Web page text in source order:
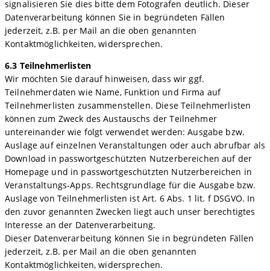
signalisieren Sie dies bitte dem Fotografen deutlich. Dieser
Datenverarbeitung können Sie in begründeten Fällen
jederzeit, z.B. per Mail an die oben genannten
Kontaktmöglichkeiten, widersprechen.
6.3 Teilnehmerlisten
Wir möchten Sie darauf hinweisen, dass wir ggf.
Teilnehmerdaten wie Name, Funktion und Firma auf
Teilnehmerlisten zusammenstellen. Diese Teilnehmerlisten
können zum Zweck des Austauschs der Teilnehmer
untereinander wie folgt verwendet werden: Ausgabe bzw.
Auslage auf einzelnen Veranstaltungen oder auch abrufbar als
Download in passwortgeschützten Nutzerbereichen auf der
Homepage und in passwortgeschützten Nutzerbereichen in
Veranstaltungs-Apps. Rechtsgrundlage für die Ausgabe bzw.
Auslage von Teilnehmerlisten ist Art. 6 Abs. 1 lit. f DSGVO. In
den zuvor genannten Zwecken liegt auch unser berechtigtes
Interesse an der Datenverarbeitung.
Dieser Datenverarbeitung können Sie in begründeten Fällen
jederzeit, z.B. per Mail an die oben genannten
Kontaktmöglichkeiten, widersprechen.